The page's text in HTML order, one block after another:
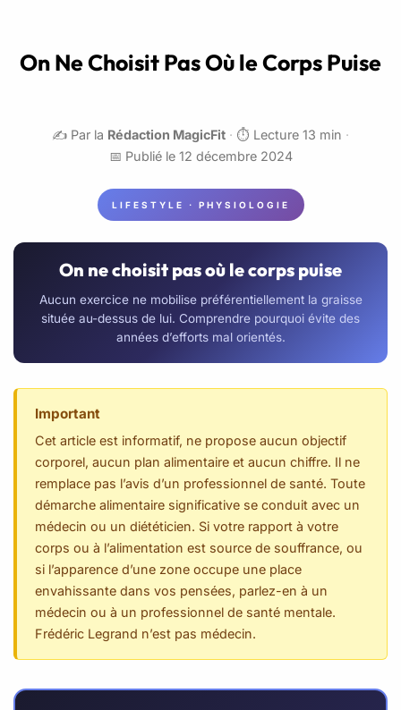
On Ne Choisit Pas Où le Corps Puise
✍️ Par la Rédaction MagicFit · ⏱️ Lecture 13 min ·
📅 Publié le 12 décembre 2024
LIFESTYLE · PHYSIOLOGIE
On ne choisit pas où le corps puise
Aucun exercice ne mobilise préférentiellement la graisse
située au-dessus de lui. Comprendre pourquoi évite des
années d’efforts mal orientés.
Important
Cet article est informatif, ne propose aucun objectif
corporel, aucun plan alimentaire et aucun chiffre. Il ne
remplace pas l’avis d’un professionnel de santé. Toute
démarche alimentaire significative se conduit avec un
médecin ou un diététicien. Si votre rapport à votre
corps ou à l’alimentation est source de souffrance, ou
si l’apparence d’une zone occupe une place
envahissante dans vos pensées, parlez-en à un
médecin ou à un professionnel de santé mentale.
Frédéric Legrand n’est pas médecin.